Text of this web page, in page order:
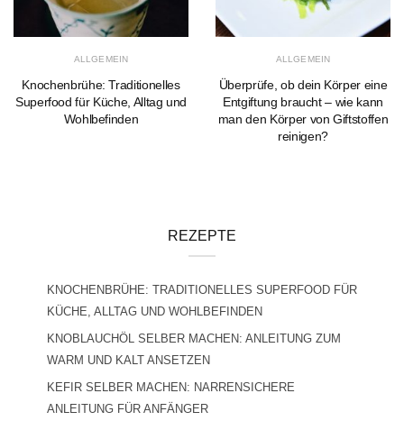
ALLGEMEIN
Knochenbrühe: Traditionelles
Superfood für Küche, Alltag und
Wohlbefinden
ALLGEMEIN
Überprüfe, ob dein Körper eine
Entgiftung braucht – wie kann
man den Körper von Giftstoffen
reinigen?
REZEPTE
KNOCHENBRÜHE: TRADITIONELLES SUPERFOOD FÜR
KÜCHE, ALLTAG UND WOHLBEFINDEN
KNOBLAUCHÖL SELBER MACHEN: ANLEITUNG ZUM
WARM UND KALT ANSETZEN
KEFIR SELBER MACHEN: NARRENSICHERE
ANLEITUNG FÜR ANFÄNGER